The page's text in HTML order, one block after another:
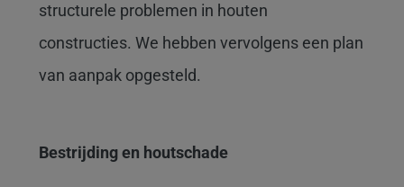
structurele problemen in houten
constructies. We hebben vervolgens een plan
van aanpak opgesteld.
Bestrijding en houtschade